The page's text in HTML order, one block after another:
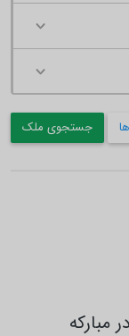
جستجوی ملک
مبارکه